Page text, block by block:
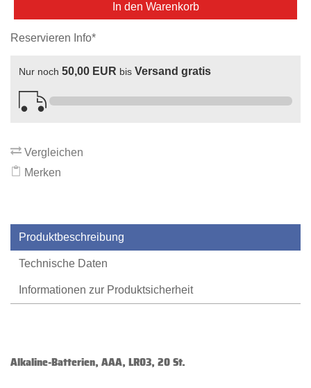
In den Warenkorb
Reservieren Info*
Nur noch 50,00 EUR bis Versand gratis
Vergleichen
Merken
Produktbeschreibung
Technische Daten
Informationen zur Produktsicherheit
Alkaline-Batterien, AAA, LR03, 20 St.